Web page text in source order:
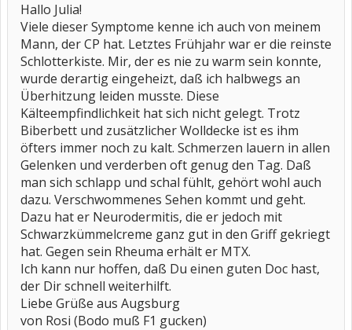
Hallo Julia!
Viele dieser Symptome kenne ich auch von meinem
Mann, der CP hat. Letztes Frühjahr war er die reinste
Schlotterkiste. Mir, der es nie zu warm sein konnte,
wurde derartig eingeheizt, daß ich halbwegs an
Überhitzung leiden musste. Diese
Kälteempfindlichkeit hat sich nicht gelegt. Trotz
Biberbett und zusätzlicher Wolldecke ist es ihm
öfters immer noch zu kalt. Schmerzen lauern in allen
Gelenken und verderben oft genug den Tag. Daß
man sich schlapp und schal fühlt, gehört wohl auch
dazu. Verschwommenes Sehen kommt und geht.
Dazu hat er Neurodermitis, die er jedoch mit
Schwarzkümmelcreme ganz gut in den Griff gekriegt
hat. Gegen sein Rheuma erhält er MTX.
Ich kann nur hoffen, daß Du einen guten Doc hast,
der Dir schnell weiterhilft.
Liebe Grüße aus Augsburg
von Rosi (Bodo muß F1 gucken)